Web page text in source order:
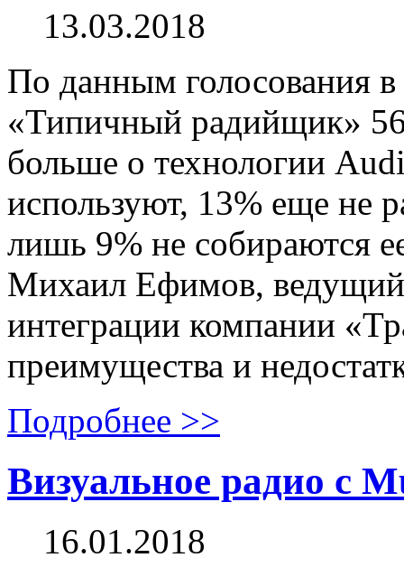
13.03.2018
По данным голосования
«Типичный радийщик»
больше о технологии
используют, 13% еще не
лишь 9% не собираются
Михаил Ефимов, ведущий
интеграции компании
преимущества и
Подробнее >>
Визуальное радио с
16.01.2018